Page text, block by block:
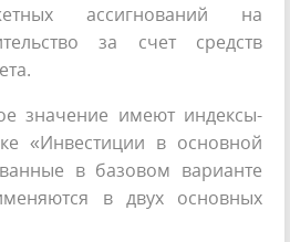
ассигнований на
за счет средств
значение имеют индексы-
«Инвестиции в основной
в базовом варианте
в двух основных